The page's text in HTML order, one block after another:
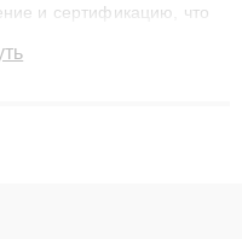
и сертификацию, что
гарантии до 3 лет.